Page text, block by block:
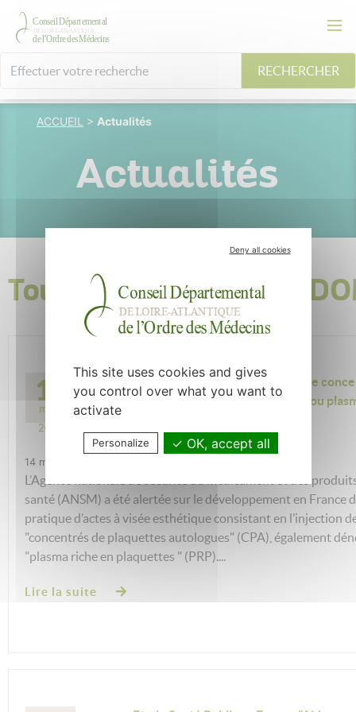
RECHERCHER
ACCUEIL > Actualités
Actualités
Tous les articles du
14
mars
2024
Médecine esthétique : L’usage de
plaquettaires autologues (CPA) ou
14 mars 2024
L’Agence nationale de sécurité du médicament et des
santé (ANSM) a été alertée sur le développement en France
pratique d’actes à visée esthétique consistant en l’injection
"concentrés de plaquettes autologues" (CPA), également
"plasma riche en plaquettes " (PRP)....
Lire la suite
Deny all cookies
This site uses cookies and gives
you control over what you want to
activate
Personalize OK, accept all